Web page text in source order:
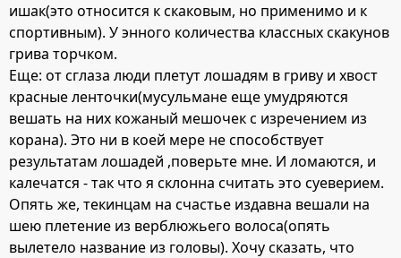
ишак(это относится к скаковым, но применимо и к
спортивным). У энного количества классных скакунов
грива торчком.
Еще: от сглаза люди плетут лошадям в гриву и хвост
красные ленточки(мусульмане еще умудряются
вешать на них кожаный мешочек с изречением из
корана). Это ни в коей мере не способствует
результатам лошадей ,поверьте мне. И ломаются, и
калечатся - так что я склонна считать это суеверием.
Опять же, текинцам на счастье издавна вешали на
шею плетение из верблюжьего волоса(опять
вылетело название из головы). Хочу сказать, что